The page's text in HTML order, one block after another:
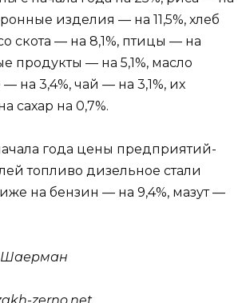
изделия — на 11,5%, хлеб
скота — на 8,1%, птицы — на
продукты — на 5,1%, масло
на 3,4%, чай — на 3,1%, их
сахар на 0,7%.
года цены предприятий-
топливо дизельное стали
на бензин — на 9,4%, мазут —
Шаерман